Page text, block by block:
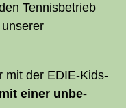
Ten­nis­be­trieb
mit der EDIE-Kids-
einer unbe­